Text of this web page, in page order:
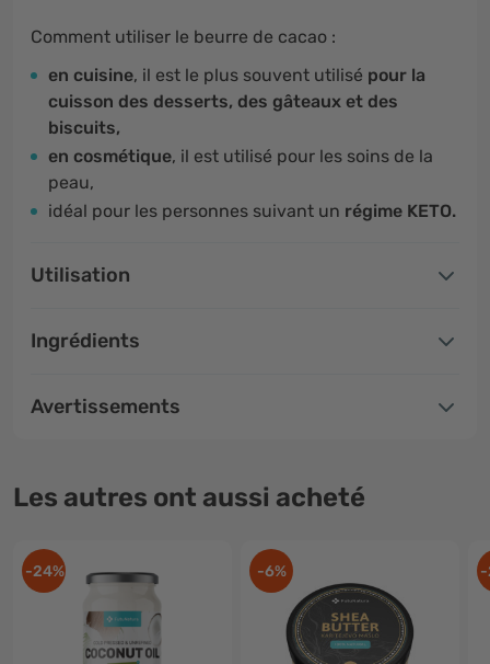
Comment utiliser le beurre de cacao :
en cuisine, il est le plus souvent utilisé pour la
cuisson des desserts, des gâteaux et des
biscuits,
en cosmétique, il est utilisé pour les soins de la
peau,
idéal pour les personnes suivant un régime KETO.
Utilisation
Ingrédients
Avertissements
Les autres ont aussi acheté
-24% -6% -